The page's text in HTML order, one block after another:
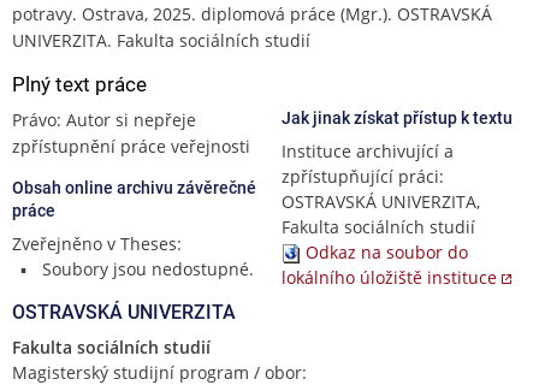
potravy. Ostrava, 2025. diplomová práce (Mgr.). OSTRAVSKÁ
UNIVERZITA. Fakulta sociálních studií
Plný text práce
Právo: Autor si nepřeje
zpřístupnění práce veřejnosti
Obsah online archivu závěrečné
práce
Zveřejněno v Theses:
Soubory jsou nedostupné.
Jak jinak získat přístup k textu
Instituce archivující a
zpřístupňující práci:
OSTRAVSKÁ UNIVERZITA,
Fakulta sociálních studií
Odkaz na soubor do
lokálního úložiště instituce
OSTRAVSKÁ UNIVERZITA
Fakulta sociálních studií
Magisterský studijní program / obor: